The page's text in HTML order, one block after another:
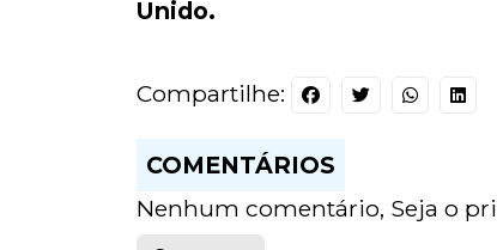
Unido.
Compartilhe:
COMENTÁRIOS
Nenhum comentário, Seja o